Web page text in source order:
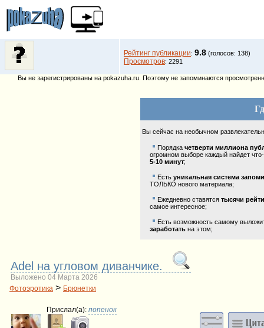
Рейтинг публикации: 9.8 (голосов: 138)
Просмотров: 2291
Вы не зарегистрированы на pokazuha.ru. Поэтому не запоминаются
Вы сейчас на необычном
Порядка четверти миллиона
огромном выборе каждый найдет
5-10 минут;
Есть уникальная система
ТОЛЬКО нового материала;
Ежедневно ставятся тысячи
самое интересное;
Есть возможность самому
заработать на этом;
Adel на угловом диванчике.
Выложено 04 Марта 2026
Фотоэротика > Брюнетки
Прислал(a): попенок